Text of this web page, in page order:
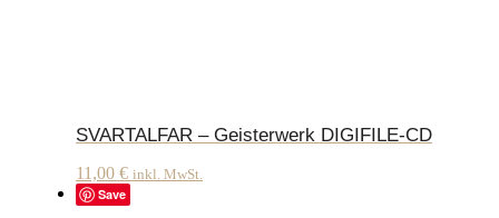
SVARTALFAR – Geisterwerk DIGIFILE-CD
11,00 € inkl. MwSt.
Save